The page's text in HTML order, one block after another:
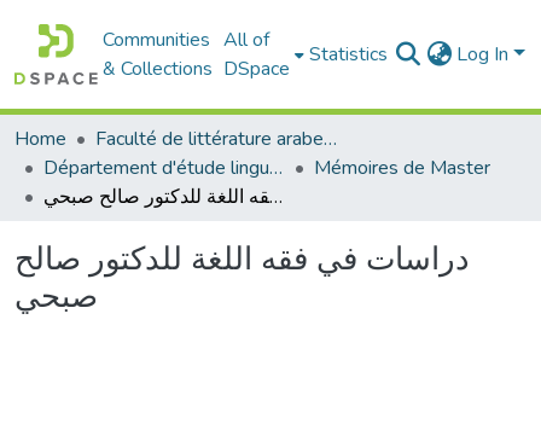
Communities
& Collections
All of
DSpace
Statistics Log In
Home
Faculté de littérature arabe et des arts
Département d'étude linguistique
Mémoires de Master
دراسات في فقه اللغة للدكتور صالح صبحي
دراسات في فقه اللغة للدكتور صالح
صبحي